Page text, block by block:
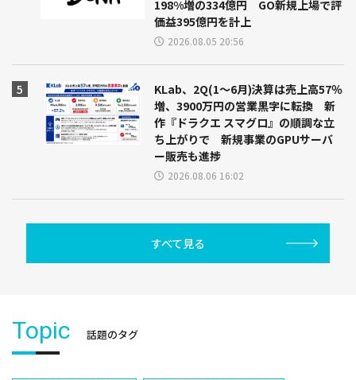
198%増の334億円 GO新規上場で評
価益395億円を計上
2026.08.05 20:56
KLab、2Q(1～6月)決算は売上高57％
増、3900万円の営業黒字に転換 新
作『ドラクエ スマグロ』の順調な立
ち上がりで 新規事業のGPUサーバ
ー販売も進捗
2026.08.06 16:02
すべて見る
Topic 話題のタグ